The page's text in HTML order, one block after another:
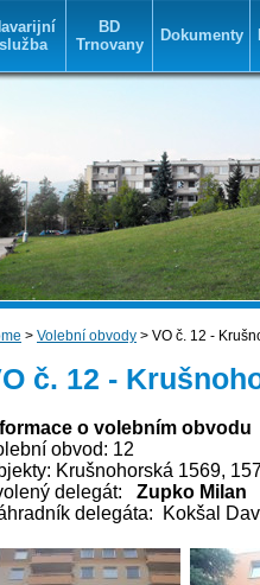
služba
BD
Trnovany
Dokumenty
> Volební obvody > VO č. 12 -
č. 12 -
o volebním obvodu
obvod: 12
Krušnohorská 1569,
delegát: Zupko Milan
delegáta:
Kokšal